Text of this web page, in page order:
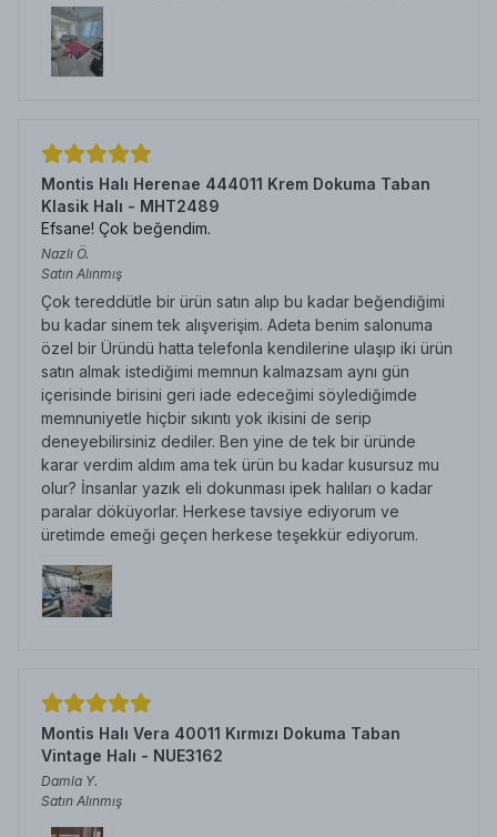
Montis Halı Herenae 444011 Krem Dokuma Taban
Klasik Halı - MHT2489
Efsane! Çok beğendim.
Nazlı Ö.
Satın Alınmış
Çok tereddütle bir ürün satın alıp bu kadar beğendiğimi
bu kadar sinem tek alışverişim. Adeta benim salonuma
özel bir Üründü hatta telefonla kendilerine ulaşıp iki ürün
satın almak istediğimi memnun kalmazsam aynı gün
içerisinde birisini geri iade edeceğimi söylediğimde
memnuniyetle hiçbir sıkıntı yok ikisini de serip
deneyebilirsiniz dediler. Ben yine de tek bir üründe
karar verdim aldım ama tek ürün bu kadar kusursuz mu
olur? İnsanlar yazık eli dokunması ipek halıları o kadar
paralar döküyorlar. Herkese tavsiye ediyorum ve
üretimde emeği geçen herkese teşekkür ediyorum.
Montis Halı Vera 40011 Kırmızı Dokuma Taban
Vintage Halı - NUE3162
Damla Y.
Satın Alınmış